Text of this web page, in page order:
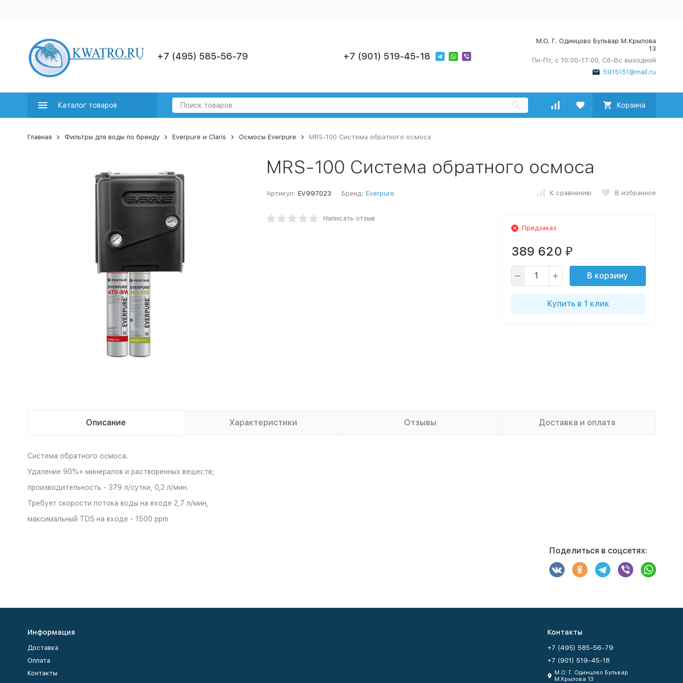
+7 (495) 585-56-79 +7 (901) 519-45-18
М.О. Г. Одинцово Бульвар М.Крылова
13
Пн-Пт, с 10:00-17:00, Сб-Вс выходной
5915151@mail.ru
Каталог товаров Корзина
Главная Фильтры для воды по бренду Everpure и Claris Осмосы Everpure MRS-100 Система обратного осмоса
MRS-100 Система обратного осмоса
Артикул: EV997023 Бренд: Everpure К сравнению В избранное
Написать отзыв
Предзаказ
389 620 ₽
В корзину
Купить в 1 клик
Описание Характеристики Отзывы Доставка и оплата
Система обратного осмоса.
Удаление 90%+ минералов и растворенных веществ;
производительность - 379 л/сутки, 0,2 л/мин.
Требует скорости потока воды на входе 2,7 л/мин,
максимальный TDS на входе - 1500 ppm
Поделиться в соцсетях:
Информация
Доставка
Оплата
Контакты
Контакты
+7 (495) 585-56-79
+7 (901) 519-45-18
М.О. Г. Одинцово Бульвар
М.Крылова 13